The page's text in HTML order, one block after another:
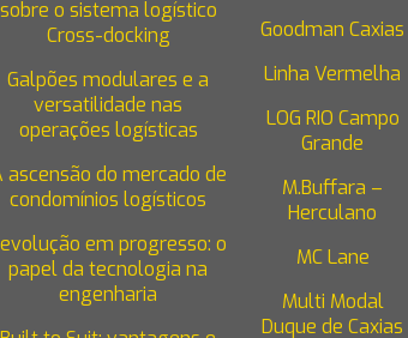
sobre o sistema logístico
Cross-docking
Galpões modulares e a
versatilidade nas
operações logísticas
ascensão do mercado de
condomínios logísticos
em progresso: o
papel da tecnologia na
engenharia
Goodman Caxias
Linha Vermelha
LOG RIO Campo
Grande
M.Buffara –
Herculano
MC Lane
Multi Modal
Duque de Caxias